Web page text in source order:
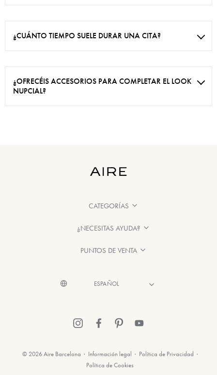
¿CUÁNTO TIEMPO SUELE DURAR UNA CITA?
¿OFRECÉIS ACCESORIOS PARA COMPLETAR EL LOOK
NUPCIAL?
CATEGORÍAS
¿NECESITAS AYUDA?
PUNTOS DE VENTA
© 2026 Aire Barcelona · Información legal · Política de Privacidad ·
Política de Cookies